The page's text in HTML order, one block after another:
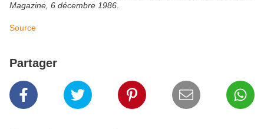
Magazine, 6 décembre 1986
Source
Partager